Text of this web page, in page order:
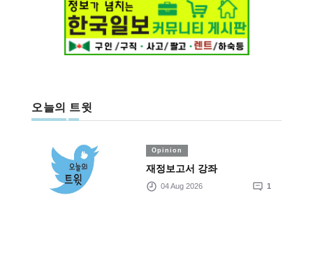
오늘의 트윗
Opinion
재정보고서 강좌
04 Aug 2026 1